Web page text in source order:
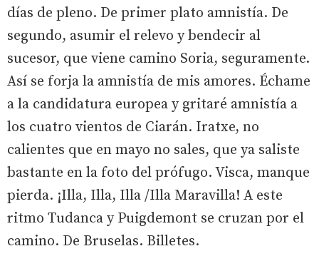
días de pleno. De primer plato amnistía. De
segundo, asumir el relevo y bendecir al
sucesor, que viene camino Soria, seguramente.
Así se forja la amnistía de mis amores. Échame
a la candidatura europea y gritaré amnistía a
los cuatro vientos de Ciarán. Iratxe, no
calientes que en mayo no sales, que ya saliste
bastante en la foto del prófugo. Visca, manque
pierda. ¡Illa, Illa, Illa /Illa Maravilla! A este
ritmo Tudanca y Puigdemont se cruzan por el
camino. De Bruselas. Billetes.